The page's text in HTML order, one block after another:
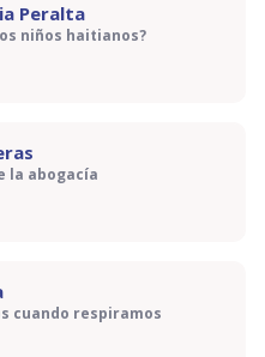
Peralta
niños haitianos?
la abogacía
cuando respiramos